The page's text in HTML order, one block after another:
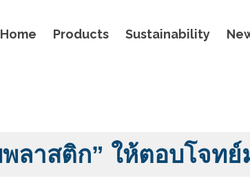
Home Products Sustainability
ลาสติก” ให้ตอบโจท